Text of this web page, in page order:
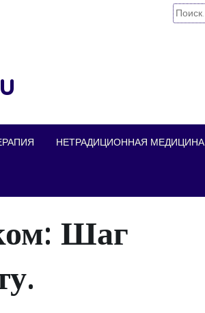
Найти:
НЕТРАДИЦИОННАЯ МЕДИЦИНА
Шаг